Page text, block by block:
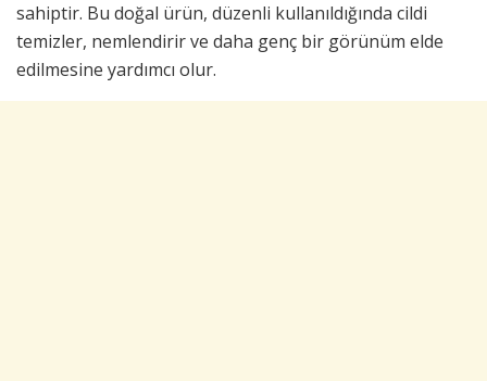
sahiptir. Bu doğal ürün, düzenli kullanıldığında cildi
temizler, nemlendirir ve daha genç bir görünüm elde
edilmesine yardımcı olur.